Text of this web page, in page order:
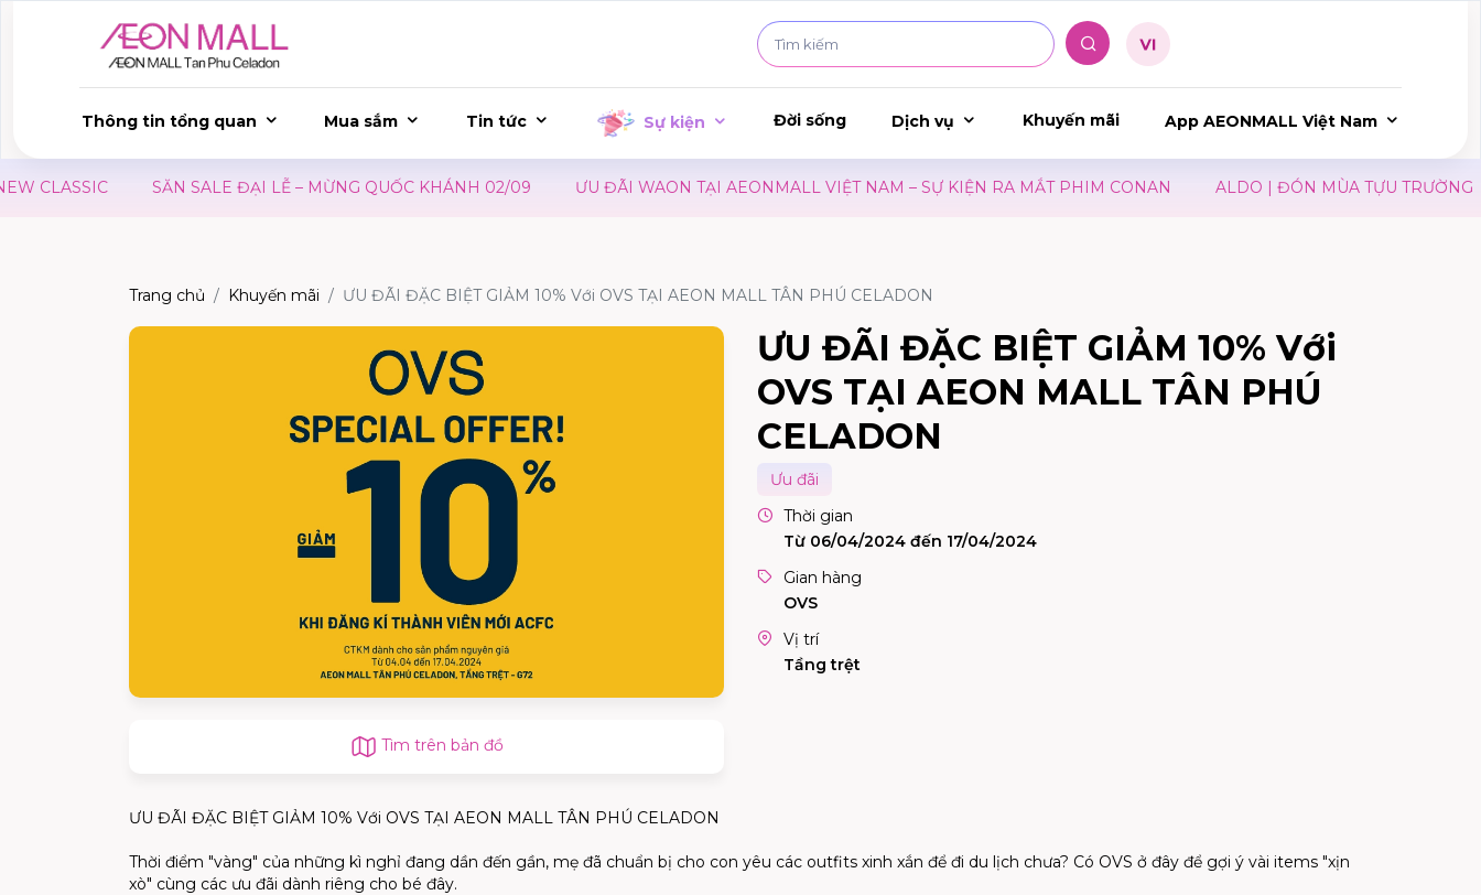
Thông tin tổng quan Mua sắm Tin tức Sự kiện Đời sống Dịch vụ Khuyến mãi App AEONMALL Việt Nam
CLASSIC SĂN SALE ĐẠI LỄ – MỪNG QUỐC KHÁNH 02/09 ƯU ĐÃI WAON TẠI AEONMALL VIỆT NAM – SỰ KIỆN RA MẮT PHIM CONAN ALDO | ĐÓN MÙA TỰU TRƯỜNG
Trang chủ Khuyến mãi ƯU ĐÃI ĐẶC BIỆT GIẢM 10% Với OVS TẠI AEON MALL TÂN PHÚ CELADON
Tìm trên bản đồ
ƯU ĐÃI ĐẶC BIỆT GIẢM 10% Với
OVS TẠI AEON MALL TÂN PHÚ
CELADON
Ưu đãi
Thời gian
Từ 06/04/2024 đến 17/04/2024
Gian hàng
OVS
Vị trí
Tầng trệt
ƯU ĐÃI ĐẶC BIỆT GIẢM 10% Với OVS TẠI AEON MALL TÂN PHÚ CELADON
Thời điểm "vàng" của những kì nghỉ đang dần đến gần, mẹ đã chuẩn bị cho con yêu các outfits xinh xắn để đi du lịch chưa? Có OVS ở đây để gợi ý vài items "xịn
xò" cùng các ưu đãi dành riêng cho bé đây.